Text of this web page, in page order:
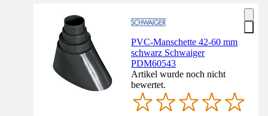
PVC-Manschette 42-60 mm
schwarz Schwaiger
PDM60543
Artikel wurde noch nicht
bewertet.